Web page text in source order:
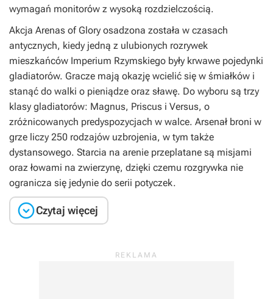
wymagań monitorów z wysoką rozdzielczością.
Akcja Arenas of Glory osadzona została w czasach
antycznych, kiedy jedną z ulubionych rozrywek
mieszkańców Imperium Rzymskiego były krwawe pojedynki
gladiatorów. Gracze mają okazję wcielić się w śmiałków i
stanąć do walki o pieniądze oraz sławę. Do wyboru są trzy
klasy gladiatorów: Magnus, Priscus i Versus, o
zróżnicowanych predyspozycjach w walce. Arsenał broni w
grze liczy 250 rodzajów uzbrojenia, w tym także
dystansowego. Starcia na arenie przeplatane są misjami
oraz łowami na zwierzynę, dzięki czemu rozgrywka nie
ogranicza się jedynie do serii potyczek.
Czytaj więcej